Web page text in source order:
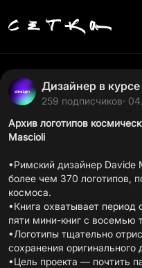
Дизайнер в курсе
259 подписчиков·
Архив логотипов
Mascioli
•Римский дизайнер Davide
более чем 370 логотипов,
космоса.
•Книга охватывает период
пяти мини-книг с восемью
•Логотипы тщательно
сохранения оригинального
•Цель проекта — почтить